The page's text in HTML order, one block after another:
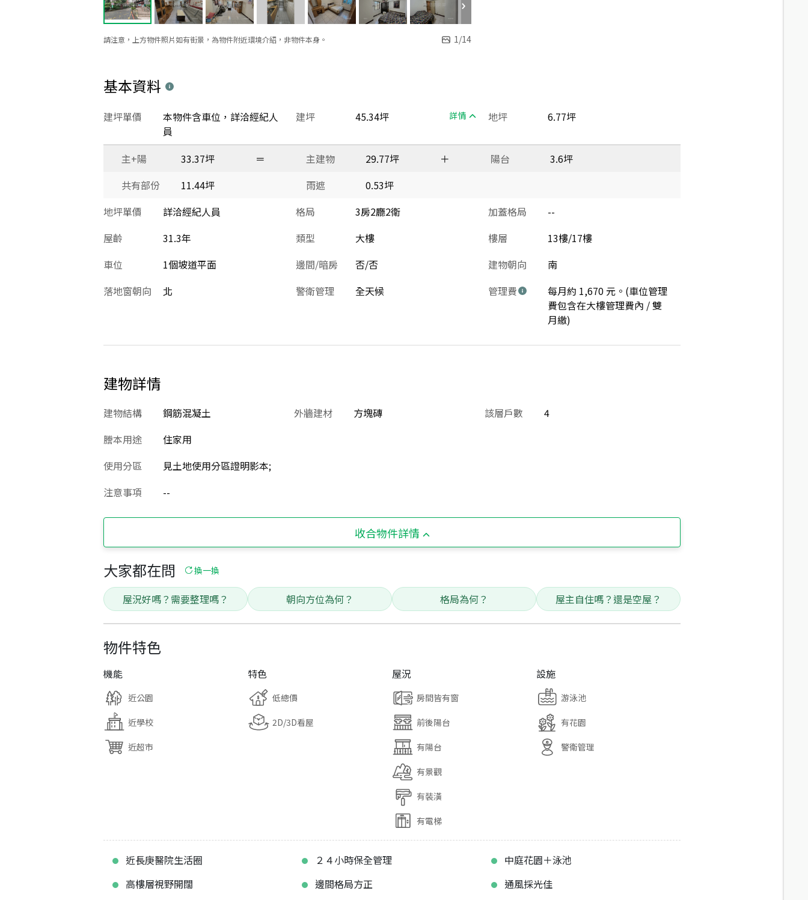
請注意，上方物件照片如有街景，為物件附近環境介紹，非物件本身。 1/14
基本資料
建坪 45.34坪 詳情
建坪單價
本物件含車位，詳洽經紀人
員
地坪 6.77坪
主+陽 33.37坪 ＝ 主建物 29.77坪 ＋ 陽台
3.6坪
共有部份
11.44坪 雨遮
0.53坪
地坪單價
詳洽經紀人員 格局 3房2廳2衛 加蓋格局
--
屋齡
31.3年 類型 大樓 樓層
13樓/17樓
車位
1個坡道平面 邊間/暗房 否/否 建物朝向
南
落地窗朝向
北 警衛管理 全天候 管理費
每月約 1,670 元。(車位管理
費包含在大樓管理費內 / 雙
月繳)
建物詳情
建物結構 鋼筋混凝土 外牆建材 方塊磚 該層戶數
4
謄本用途
住家用
使用分區
見土地使用分區證明影本;
注意事項
--
收合物件詳情
大家都在問 換一換
屋況好嗎？需要整理嗎？ 朝向方位為何？ 格局為何？ 屋主自住嗎？還是空屋？
物件特色
機能
近公園
近學校
近超市
特色
低總價
2D/3D看屋
屋況
房間皆有窗
前後陽台
有陽台
有景觀
有裝潢
有電梯
設施
游泳池
有花園
警衛管理
近長庚醫院生活圈 ２４小時保全管理
中庭花園＋泳池
高樓層視野開闊
邊間格局方正
通風採光佳